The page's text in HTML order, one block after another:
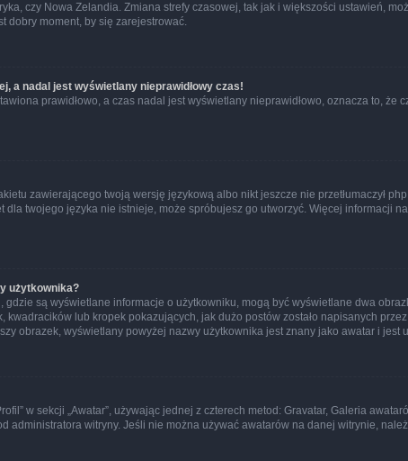
czy Nowa Zelandia. Zmiana strefy czasowej, tak jak i większości ustawień,
dobry moment, by się zarejestrować.
a nadal jest wyświetlany nieprawidłowy czas!
prawidłowo, a czas nadal jest wyświetlany nieprawidłowo, oznacza to,
zawierającego twoją wersję językową albo nikt jeszcze nie przetłumaczył
dla twojego języka nie istnieje, może spróbujesz go utworzyć. Więcej informacji
użytkownika?
gdzie są wyświetlane informacje o użytkowniku, mogą być wyświetlane dwa
kwadracików lub kropek pokazujących, jak dużo postów zostało napisanych
obrazek, wyświetlany powyżej nazwy użytkownika jest znany jako awatar i jest
w sekcji „Awatar”, używając jednej z czterech metod: Gravatar, Galeria
administratora witryny. Jeśli nie można używać awatarów na danej witrynie,